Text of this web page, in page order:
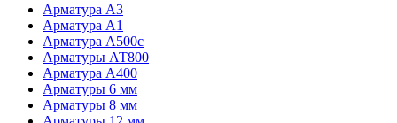
Арматура А3
Арматура А1
Арматура А500с
Арматуры АТ800
Арматура А400
Арматуры 6 мм
Арматуры 8 мм